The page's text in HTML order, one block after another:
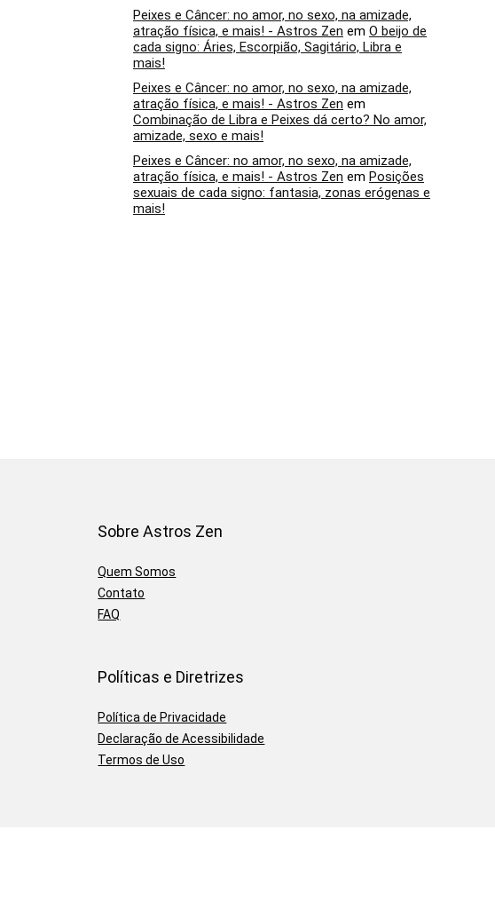
Peixes e Câncer: no amor, no sexo, na amizade,
atração física, e mais! - Astros Zen em O beijo de
cada signo: Áries, Escorpião, Sagitário, Libra e
mais!
Peixes e Câncer: no amor, no sexo, na amizade,
atração física, e mais! - Astros Zen em
Combinação de Libra e Peixes dá certo? No amor,
amizade, sexo e mais!
Peixes e Câncer: no amor, no sexo, na amizade,
atração física, e mais! - Astros Zen em Posições
sexuais de cada signo: fantasia, zonas erógenas e
mais!
Sobre Astros Zen
Quem Somos
Contato
FAQ
Políticas e Diretrizes
Política de Privacidade
Declaração de Acessibilidade
Termos de Uso